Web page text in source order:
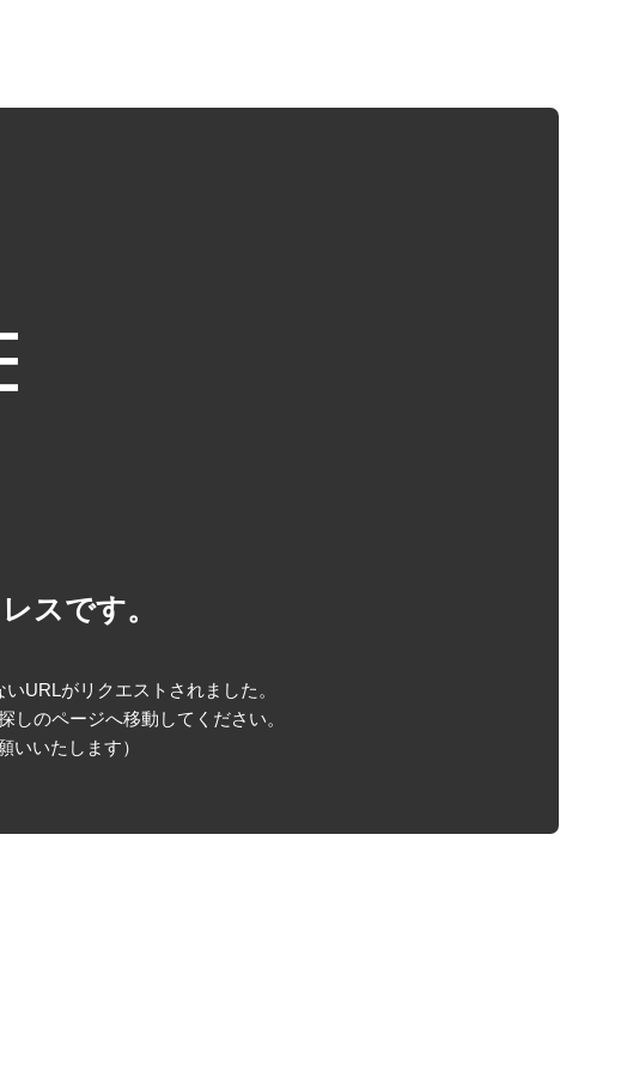
スです。
URLがリクエストされました。
しのページへ移動してください。
いいたします）